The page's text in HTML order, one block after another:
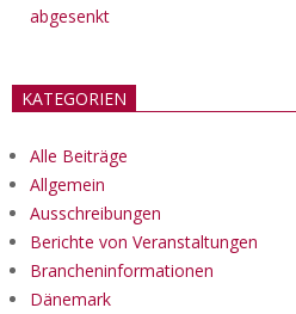
abgesenkt
KATEGORIEN
Alle Beiträge
Allgemein
Ausschreibungen
Berichte von Veranstaltungen
Brancheninformationen
Dänemark